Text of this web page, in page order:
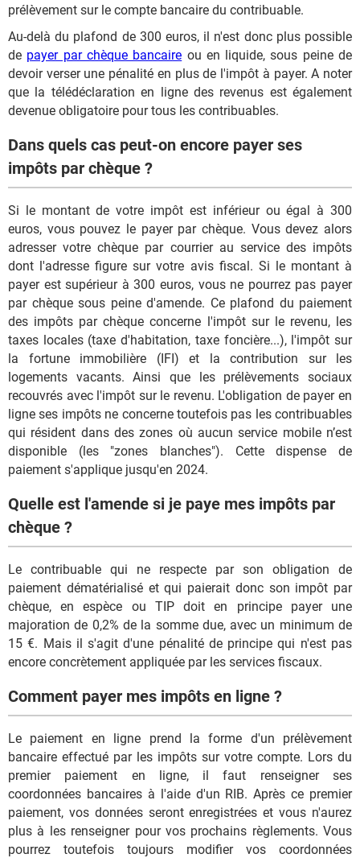
prélèvement sur le compte bancaire du contribuable.
Au-delà du plafond de 300 euros, il n'est donc plus possible
de payer par chèque bancaire ou en liquide, sous peine de
devoir verser une pénalité en plus de l'impôt à payer. A noter
que la télédéclaration en ligne des revenus est également
devenue obligatoire pour tous les contribuables.
Dans quels cas peut-on encore payer ses
impôts par chèque ?
Si le montant de votre impôt est inférieur ou égal à 300
euros, vous pouvez le payer par chèque. Vous devez alors
adresser votre chèque par courrier au service des impôts
dont l'adresse figure sur votre avis fiscal. Si le montant à
payer est supérieur à 300 euros, vous ne pourrez pas payer
par chèque sous peine d'amende. Ce plafond du paiement
des impôts par chèque concerne l'impôt sur le revenu, les
taxes locales (taxe d'habitation, taxe foncière...), l'impôt sur
la fortune immobilière (IFI) et la contribution sur les
logements vacants. Ainsi que les prélèvements sociaux
recouvrés avec l'impôt sur le revenu. L'obligation de payer en
ligne ses impôts ne concerne toutefois pas les contribuables
qui résident dans des zones où aucun service mobile n’est
disponible (les "zones blanches"). Cette dispense de
paiement s'applique jusqu'en 2024.
Quelle est l'amende si je paye mes impôts par
chèque ?
Le contribuable qui ne respecte par son obligation de
paiement dématérialisé et qui paierait donc son impôt par
chèque, en espèce ou TIP doit en principe payer une
majoration de 0,2% de la somme due, avec un minimum de
15 €. Mais il s'agit d'une pénalité de principe qui n'est pas
encore concrètement appliquée par les services fiscaux.
Comment payer mes impôts en ligne ?
Le paiement en ligne prend la forme d'un prélèvement
bancaire effectué par les impôts sur votre compte. Lors du
premier paiement en ligne, il faut renseigner ses
coordonnées bancaires à l'aide d'un RIB. Après ce premier
paiement, vos données seront enregistrées et vous n'aurez
plus à les renseigner pour vos prochains règlements. Vous
pourrez toutefois toujours modifier vos coordonnées